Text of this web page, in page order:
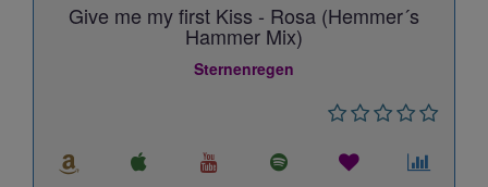
Give me my first Kiss - Rosa (Hemmer´s
Hammer Mix)
Sternenregen